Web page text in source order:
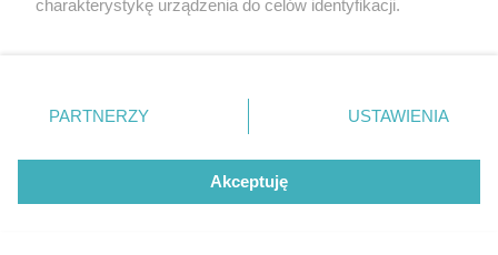
the:protocol
Szukaj
Facebook.com
Youtube.com
charakterystykę urządzenia do celów identyfikacji.
zmienić/wycofać klikając przycisk ustawień prywatności
znajdujący się w lewym dolnym rogu strony
. Niektóre
użytkownika, ale masz prawo sprzeciwić się takiemu
przetwarzaniu. Preferencje będą miały zastosowania tylko
PARTNERZY USTAWIENIA
Akceptuję